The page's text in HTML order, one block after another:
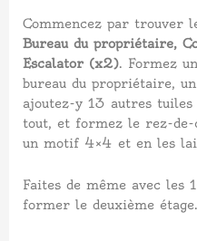
Commencez par trouver
Bureau du propriétaire,
Escalator (x2). Formez
bureau du propriétaire,
ajoutez-y 13 autres tuiles
tout, et formez le rez-de-
un motif 4×4 et en les
Faites de même avec les
former le deuxième étage.